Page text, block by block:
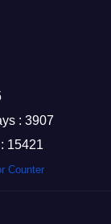
: 3907
15421
Counter